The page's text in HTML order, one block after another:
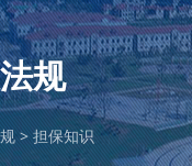
规
>担保知识